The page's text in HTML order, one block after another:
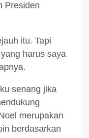
Presiden
itu. Tapi
harus saya
senang jika
merupakan
berdasarkan